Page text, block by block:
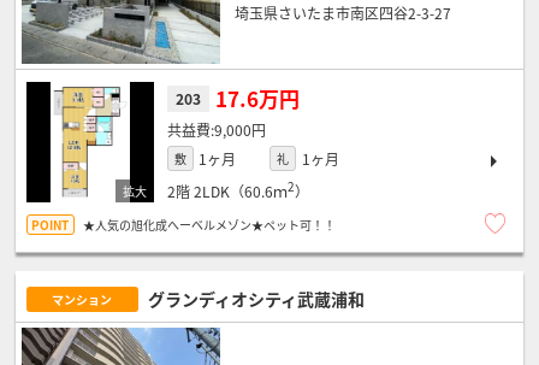
埼玉県さいたま市南区四谷2-3-27
203 17.6万円
9,000円
敷 1ヶ月 礼
1ヶ月
2階2LDK（60.6ｍ2）
★人気の旭化成へーベルメゾン★ペット可！！
マンション グランディオシティ武蔵浦和